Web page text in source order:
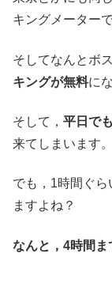
キングメーター
そしてなんとボ
キングが無料に
そして， 平日で
来てしまいます。
でも，1時間ぐ
ますよね？
なんと，4時間